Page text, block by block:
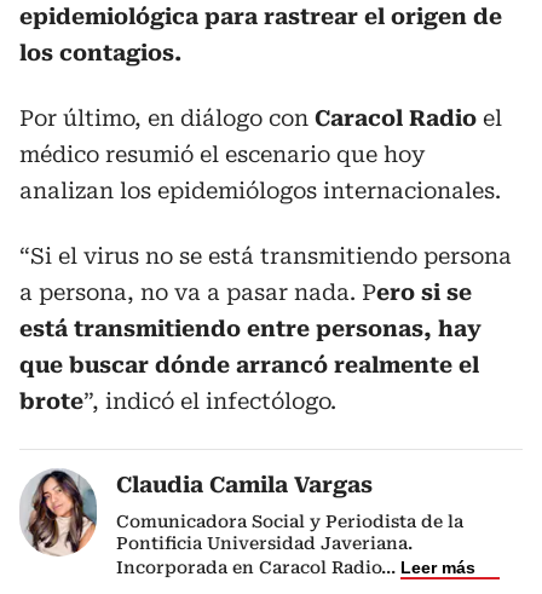
epidemiológica para rastrear el origen de
los contagios.
Por último, en diálogo con Caracol Radio el
médico resumió el escenario que hoy
analizan los epidemiólogos internacionales.
“Si el virus no se está transmitiendo persona
a persona, no va a pasar nada. Pero si se
está transmitiendo entre personas, hay
que buscar dónde arrancó realmente el
brote”, indicó el infectólogo.
Claudia Camila Vargas
Comunicadora Social y Periodista de la
Pontificia Universidad Javeriana.
Incorporada en Caracol Radio... Leer más